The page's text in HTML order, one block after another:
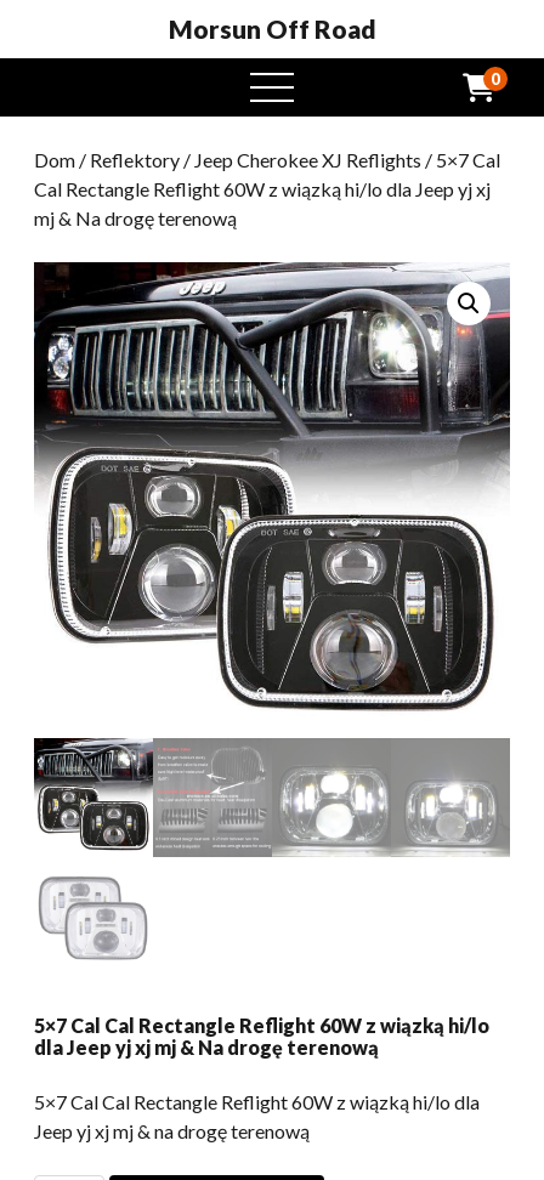
Morsun Off Road
Otwarte
menu
0
Dom / Reflektory / Jeep Cherokee XJ Reflights / 5×7 Cal
Cal Rectangle Reflight 60W z wiązką hi/lo dla Jeep yj xj
mj & Na drogę terenową
5×7 Cal Cal Rectangle Reflight 60W z wiązką hi/lo
dla Jeep yj xj mj & Na drogę terenową
5×7 Cal Cal Rectangle Reflight 60W z wiązką hi/lo dla
Jeep yj xj mj & na drogę terenową